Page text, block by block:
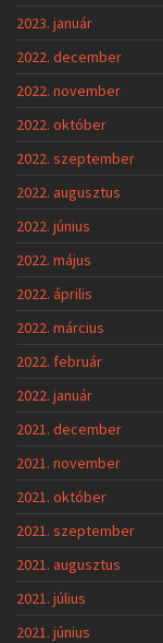
2023. január
2022. december
2022. november
2022. október
2022. szeptember
2022. augusztus
2022. június
2022. május
2022. április
2022. március
2022. február
2022. január
2021. december
2021. november
2021. október
2021. szeptember
2021. augusztus
2021. július
2021. június